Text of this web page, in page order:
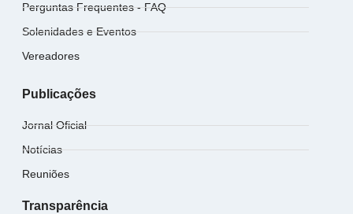
Perguntas Frequentes - FAQ
Solenidades e Eventos
Vereadores
Publicações
Jornal Oficial
Notícias
Reuniões
Transparência